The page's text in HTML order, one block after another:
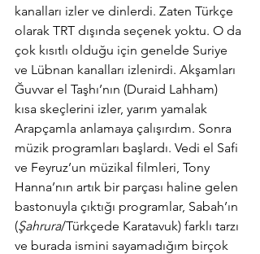
kanalları izler ve dinlerdi. Zaten Türkçe
olarak TRT dışında seçenek yoktu. O da
çok kısıtlı olduğu için genelde Suriye
ve Lübnan kanalları izlenirdi. Akşamları
Ğuvvar el Taşhı’nın (Duraid Lahham)
kısa skeçlerini izler, yarım yamalak
Arapçamla anlamaya çalışırdım. Sonra
müzik programları başlardı. Vedi el Safi
ve Feyruz’un müzikal filmleri, Tony
Hanna’nın artık bir parçası haline gelen
bastonuyla çıktığı programlar, Sabah’ın
(Şahrura/Türkçede Karatavuk) farklı tarzı
ve burada ismini sayamadığım birçok